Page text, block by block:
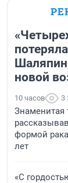
Шаляпин
новой
10 часов 3
Знаменитая
формой
лет
«С